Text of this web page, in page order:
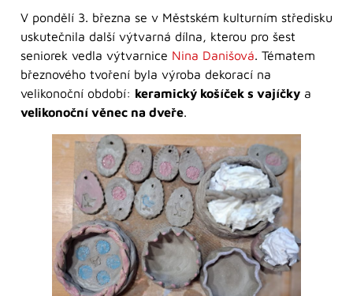
V pondělí 3. března se v Městském kulturním středisku
uskutečnila další výtvarná dílna, kterou pro šest
seniorek vedla výtvarnice Nina Danišová. Tématem
březnového tvoření byla výroba dekorací na
velikonoční období: keramický košíček s vajíčky a
velikonoční věnec na dveře.